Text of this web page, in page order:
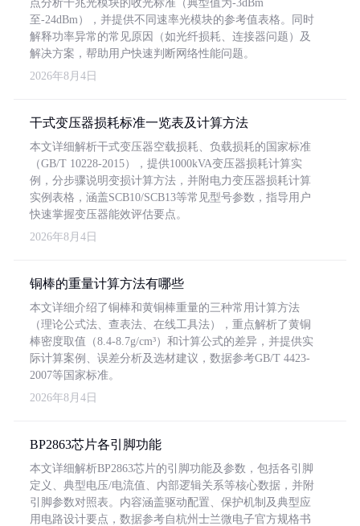
点分析千兆光模块的收光标准（典型值为-3dBm
至-24dBm），并提供不同速率光模块的参考值表格。同时
解释功率异常的常见原因（如光纤损耗、连接器问题）及
解决方案，帮助用户快速判断网络性能问题。
2026年8月4日
干式变压器损耗标准一览表及计算方法
本文详细解析干式变压器空载损耗、负载损耗的国家标准
（GB/T 10228-2015），提供1000kVA变压器损耗计算实
例，分步骤说明变损计算方法，并附电力变压器损耗计算
实例表格，涵盖SCB10/SCB13等常见型号参数，指导用户
快速掌握变压器能效评估要点。
2026年8月4日
铜棒的重量计算方法有哪些
本文详细介绍了铜棒和黄铜棒重量的三种常用计算方法
（理论公式法、查表法、在线工具法），重点解析了黄铜
棒密度取值（8.4-8.7g/cm³）和计算公式的差异，并提供实
际计算案例、误差分析及选材建议，数据参考GB/T 4423-
2007等国家标准。
2026年8月4日
BP2863芯片各引脚功能
本文详细解析BP2863芯片的引脚功能及参数，包括各引脚
定义、典型电压/电流值、内部逻辑关系等核心数据，并附
引脚参数对照表。内容涵盖驱动配置、保护机制及典型应
用电路设计要点，数据参考自杭州士兰微电子官方规格书